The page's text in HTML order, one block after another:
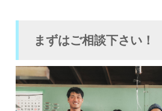
まずはご相談下さい！